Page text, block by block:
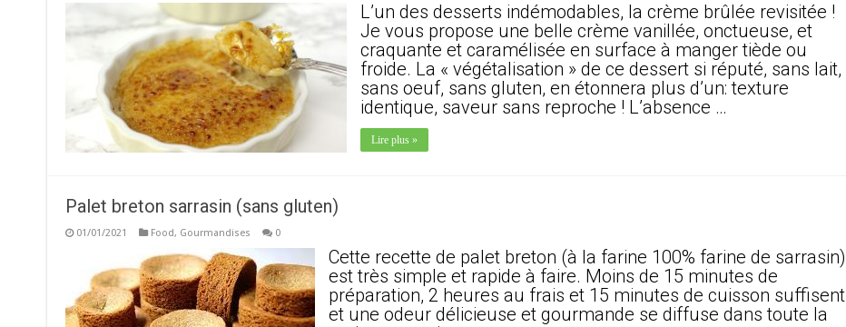
L’un des desserts indémodables, la crème brûlée revisitée !
Je vous propose une belle crème vanillée, onctueuse, et
craquante et caramélisée en surface à manger tiède ou
froide. La « végétalisation » de ce dessert si réputé, sans lait,
sans oeuf, sans gluten, en étonnera plus d’un: texture
identique, saveur sans reproche ! L’absence …
Lire plus »
Palet breton sarrasin (sans gluten)
01/01/2021 Food, Gourmandises 0
Cette recette de palet breton (à la farine 100% farine de sarrasin)
est très simple et rapide à faire. Moins de 15 minutes de
préparation, 2 heures au frais et 15 minutes de cuisson suffisent
et une odeur délicieuse et gourmande se diffuse dans toute la